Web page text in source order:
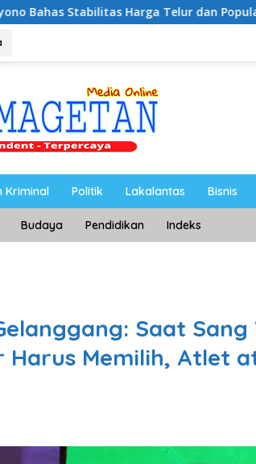
Telur dan Populasi Ayam
Kriminal Politik Lakalantas Bisnis
Budaya Pendidikan Indeks
Saat Sang
Memilih, Atlet